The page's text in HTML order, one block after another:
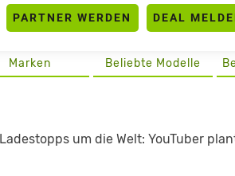
PARTNER WERDEN DEAL
Beliebte Modelle
Marken
um die Welt: YouTuber